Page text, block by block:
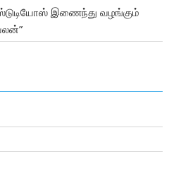
ஸ்டுடியோஸ் இணைந்து வழங்கும்